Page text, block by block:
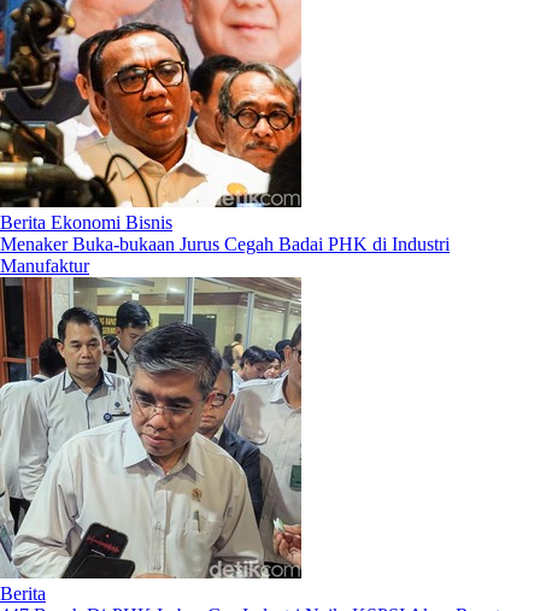
Berita Ekonomi Bisnis
Menaker Buka-bukaan Jurus Cegah Badai PHK di Industri
Manufaktur
Berita